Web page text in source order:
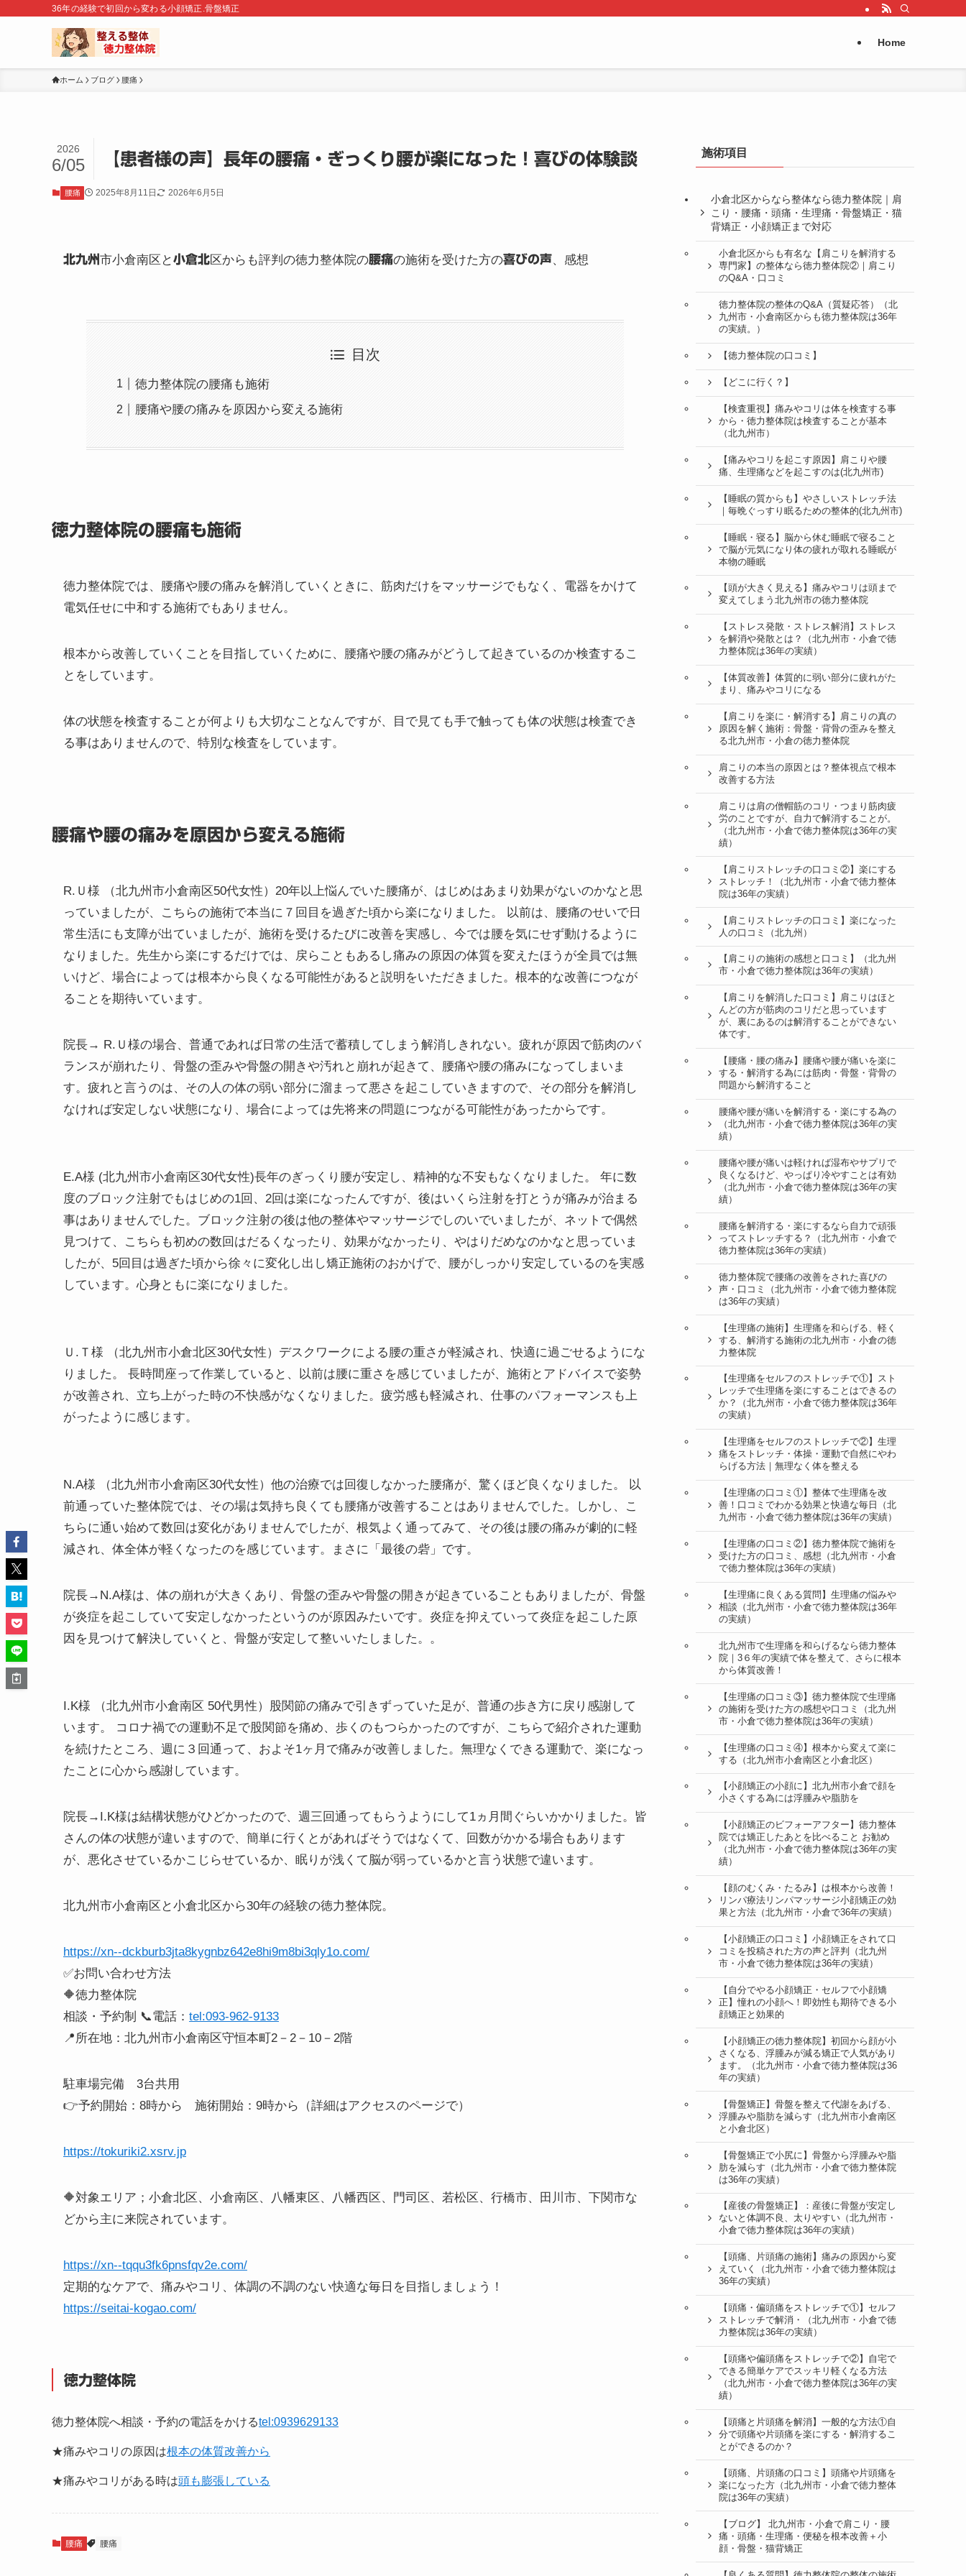
36年の経験で初回から変わる小顔矯正.骨盤矯正
Home
ホーム ブログ 腰痛
【患者様の声】長年の腰痛・ぎっくり腰が楽になった！喜びの体験談
2026
6/05
腰痛 2025年8月11日 2026年6月5日
北九州市小倉南区と小倉北区からも評判の徳力整体院の腰痛の施術を受けた方の喜びの声、感想
目次
徳力整体院の腰痛も施術
腰痛や腰の痛みを原因から変える施術
徳力整体院の腰痛も施術
徳力整体院では、腰痛や腰の痛みを解消していくときに、筋肉だけをマッサージでもなく、電器をかけて
電気任せに中和する施術でもありません。
根本から改善していくことを目指していくために、腰痛や腰の痛みがどうして起きているのか検査するこ
とをしています。
体の状態を検査することが何よりも大切なことなんですが、目で見ても手で触っても体の状態は検査でき
る事はありませんので、特別な検査をしています。
腰痛や腰の痛みを原因から変える施術
R.Ｕ様 （北九州市小倉南区50代女性） 20年以上悩んでいた腰痛が、はじめはあまり効果がないのかなと思
っていましたが、こちらの施術で本当に７回目を過ぎた頃から楽になりました。 以前は、腰痛のせいで日
常生活にも支障が出ていましたが、施術を受けるたびに改善を実感し、今では腰を気にせず動けるように
なりました。先生から楽にするだけでは、戻らこともあるし痛みの原因の体質を変えたほうが全員では無
いけど、場合によっては根本から良くなる可能性があると説明をいただきました。根本的な改善につなが
ることを期待いています。
院長→ R.Ｕ様の場合、普通であれば日常の生活で蓄積してしまう解消しきれない。疲れが原因で筋肉のバ
ランスが崩れたり、骨盤の歪みや骨盤の開きや汚れと崩れが起きて、腰痛や腰の痛みになってしまいま
す。疲れと言うのは、その人の体の弱い部分に溜まって悪さを起こしていきますので、その部分を解消し
なければ安定しない状態になり、場合によっては先将来の問題につながる可能性があったからです。
E.A様 (北九州市小倉南区30代女性)長年のぎっくり腰が安定し、精神的な不安もなくなりました。 年に数
度のブロック注射でもはじめの1回、2回は楽になったんですが、後はいくら注射を打とうが痛みが治まる
事はありませんでした。ブロック注射の後は他の整体やマッサージでしのいでいましたが、ネットで偶然
見つけて、こちらも初めの数回はだるくなったり、効果がなかったり、やはりだめなのかなと思っていま
したが、5回目は過ぎた頃から徐々に変化し出し矯正施術のおかげで、腰がしっかり安定しているのを実感
しています。心身ともに楽になりました。
Ｕ.Ｔ様 （北九州市小倉北区30代女性）デスクワークによる腰の重さが軽減され、快適に過ごせるようにな
りました。 長時間座って作業していると、以前は腰に重さを感じていましたが、施術とアドバイスで姿勢
が改善され、立ち上がった時の不快感がなくなりました。疲労感も軽減され、仕事のパフォーマンスも上
がったように感じます。
N.A様 （北九州市小倉南区30代女性）他の治療では回復しなかった腰痛が、驚くほど良くなりました。 以
前通っていた整体院では、その場は気持ち良くても腰痛が改善することはありませんでした。しかし、こ
ちらに通い始めて数回は変化がありませんでしたが、根気よく通ってみて、その後は腰の痛みが劇的に軽
減され、体全体が軽くなったのを感じています。まさに「最後の砦」です。
院長→ N.A様は、体の崩れが大きくあり、骨盤の歪みや骨盤の開きが起きていることもありましたが、骨盤
が炎症を起こしていて安定しなかったというのが原因みたいです。炎症を抑えていって炎症を起こした原
因を見つけて解決していくと、骨盤が安定して整いいたしました。。
I.K様 （北九州市小倉南区 50代男性）股関節の痛みで引きずっていた足が、普通の歩き方に戻り感謝して
います。 コロナ禍での運動不足で股関節を痛め、歩くのもつらかったのですが、こちらで紹介された運動
を続けたところ、週に３回通って、およそ1ヶ月で痛みが改善しました。無理なくできる運動で、楽になっ
たことに心から感謝しています。
院長→ I.K様は結構状態がひどかったので、週三回通ってもらうようにして1ヵ月間ぐらいかかりました。皆
さんの体の状態が違いますので、簡単に行くとがあればそうではなくて、回数がかかる場合もあります
が、悪化させているかこじらせているか、眠りが浅くて脳が弱っているかと言う状態で違います。
北九州市小倉南区と小倉北区から30年の経験の徳力整体院。
https://xn--dckburb3jta8kygnbz642e8hi9m8bi3qly1o.com/
✅お問い合わせ方法
🔶徳力整体院
相談・予約制 📞電話： tel:093-962-9133
📍所在地：北九州市小倉南区守恒本町2－2－10－2階
駐車場完備 3台共用
👉予約開始：8時から 施術開始：9時から（詳細はアクセスのページで）
https://tokuriki2.xsrv.jp
🔶対象エリア；小倉北区、小倉南区、八幡東区、八幡西区、門司区、若松区、行橋市、田川市、下関市な
どから主に来院されています。
https://xn--tqqu3fk6pnsfqv2e.com/
定期的なケアで、痛みやコリ、体調の不調のない快適な毎日を目指しましょう！
https://seitai-kogao.com/
徳力整体院
徳力整体院へ相談・予約の電話をかけるtel:0939629133
★痛みやコリの原因は根本の体質改善から
★痛みやコリがある時は頭も膨張している
腰痛 腰痛
施術項目
小倉北区からなら整体なら徳力整体院｜肩
こり・腰痛・頭痛・生理痛・骨盤矯正・猫
背矯正・小顔矯正まで対応
小倉北区からも有名な【肩こりを解消する
専門家】の整体なら徳力整体院②｜肩こり
のQ&A・口コミ
徳力整体院の整体のQ&A（質疑応答）（北
九州市・小倉南区からも徳力整体院は36年
の実績。）
【徳力整体院の口コミ】
【どこに行く？】
【検査重視】痛みやコリは体を検査する事
から・徳力整体院は検査することが基本
（北九州市）
【痛みやコリを起こす原因】肩こりや腰
痛、生理痛などを起こすのは(北九州市)
【睡眠の質からも】やさしいストレッチ法
｜毎晩ぐっすり眠るための整体的(北九州市)
【睡眠・寝る】脳から休む睡眠で寝ること
で脳が元気になり体の疲れが取れる睡眠が
本物の睡眠
【頭が大きく見える】痛みやコリは頭まで
変えてしまう北九州市の徳力整体院
【ストレス発散・ストレス解消】ストレス
を解消や発散とは？（北九州市・小倉で徳
力整体院は36年の実績）
【体質改善】体質的に弱い部分に疲れがた
まり、痛みやコリになる
【肩こりを楽に・解消する】肩こりの真の
原因を解く施術：骨盤・背骨の歪みを整え
る北九州市・小倉の徳力整体院
肩こりの本当の原因とは？整体視点で根本
改善する方法
肩こりは肩の僧帽筋のコリ・つまり筋肉疲
労のことですが、自力で解消することが。
（北九州市・小倉で徳力整体院は36年の実
績）
【肩こりストレッチの口コミ②】楽にする
ストレッチ！（北九州市・小倉で徳力整体
院は36年の実績）
【肩こりストレッチの口コミ】楽になった
人の口コミ（北九州）
【肩こりの施術の感想と口コミ】（北九州
市・小倉で徳力整体院は36年の実績）
【肩こりを解消した口コミ】肩こりはほと
んどの方が筋肉のコリだと思っています
が、裏にあるのは解消することができない
体です。
【腰痛・腰の痛み】腰痛や腰が痛いを楽に
する・解消する為には筋肉・骨盤・背骨の
問題から解消すること
腰痛や腰が痛いを解消する・楽にする為の
（北九州市・小倉で徳力整体院は36年の実
績）
腰痛や腰が痛いは軽ければ湿布やサプリで
良くなるけど、やっぱり冷やすことは有効
（北九州市・小倉で徳力整体院は36年の実
績）
腰痛を解消する・楽にするなら自力で頑張
ってストレッチする？（北九州市・小倉で
徳力整体院は36年の実績）
徳力整体院で腰痛の改善をされた喜びの
声・口コミ（北九州市・小倉で徳力整体院
は36年の実績）
【生理痛の施術】生理痛を和らげる、軽く
する、解消する施術の北九州市・小倉の徳
力整体院
【生理痛をセルフのストレッチで①】スト
レッチで生理痛を楽にすることはできるの
か？（北九州市・小倉で徳力整体院は36年
の実績）
【生理痛をセルフのストレッチで②】生理
痛をストレッチ・体操・運動で自然にやわ
らげる方法｜無理なく体を整える
【生理痛の口コミ①】整体で生理痛を改
善！口コミでわかる効果と快適な毎日（北
九州市・小倉で徳力整体院は36年の実績）
【生理痛の口コミ②】徳力整体院で施術を
受けた方の口コミ、感想（北九州市・小倉
で徳力整体院は36年の実績）
【生理痛に良くある質問】生理痛の悩みや
相談（北九州市・小倉で徳力整体院は36年
の実績）
北九州市で生理痛を和らげるなら徳力整体
院｜3６年の実績で体を整えて、さらに根本
から体質改善！
【生理痛の口コミ③】徳力整体院で生理痛
の施術を受けた方の感想や口コミ（北九州
市・小倉で徳力整体院は36年の実績）
【生理痛の口コミ④】根本から変えて楽に
する（北九州市小倉南区と小倉北区）
【小顔矯正の小顔に】北九州市小倉で顔を
小さくする為には浮腫みや脂肪を
【小顔矯正のビフォーアフター】徳力整体
院では矯正したあとを比べること お勧め
（北九州市・小倉で徳力整体院は36年の実
績）
【顔のむくみ・たるみ】は根本から改善！
リンパ療法リンパマッサージ小顔矯正の効
果と方法（北九州市・小倉で36年の実績）
【小顔矯正の口コミ】小顔矯正をされて口
コミを投稿された方の声と評判（北九州
市・小倉で徳力整体院は36年の実績）
【自分でやる小顔矯正・セルフで小顔矯
正】憧れの小顔へ！即効性も期待できる小
顔矯正と効果的
【小顔矯正の徳力整体院】初回から顔が小
さくなる、浮腫みが減る矯正で人気があり
ます。（北九州市・小倉で徳力整体院は36
年の実績）
【骨盤矯正】骨盤を整えて代謝をあげる、
浮腫みや脂肪を減らす（北九州市小倉南区
と小倉北区）
【骨盤矯正で小尻に】骨盤から浮腫みや脂
肪を減らす（北九州市・小倉で徳力整体院
は36年の実績）
【産後の骨盤矯正】：産後に骨盤が安定し
ないと体調不良、太りやすい（北九州市・
小倉で徳力整体院は36年の実績）
【頭痛、片頭痛の施術】痛みの原因から変
えていく（北九州市・小倉で徳力整体院は
36年の実績）
【頭痛・偏頭痛をストレッチで①】セルフ
ストレッチで解消・（北九州市・小倉で徳
力整体院は36年の実績）
【頭痛や偏頭痛をストレッチで②】自宅で
できる簡単ケアでスッキリ軽くなる方法
（北九州市・小倉で徳力整体院は36年の実
績）
【頭痛と片頭痛を解消】一般的な方法①自
分で頭痛や片頭痛を楽にする・解消するこ
とができるのか？
【頭痛、片頭痛の口コミ】頭痛や片頭痛を
楽になった方（北九州市・小倉で徳力整体
院は36年の実績）
【ブログ】 北九州市・小倉で肩こり・腰
痛・頭痛・生理痛・便秘を根本改善＋小
顔・骨盤・猫背矯正